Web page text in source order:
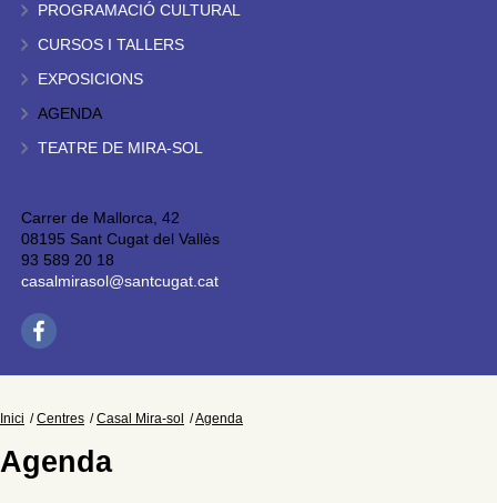
PROGRAMACIÓ CULTURAL
CURSOS I TALLERS
EXPOSICIONS
AGENDA
TEATRE DE MIRA-SOL
Carrer de Mallorca, 42
08195 Sant Cugat del Vallès
93 589 20 18
casalmirasol@santcugat.cat
Inici Centres Casal Mira-sol Agenda
Agenda